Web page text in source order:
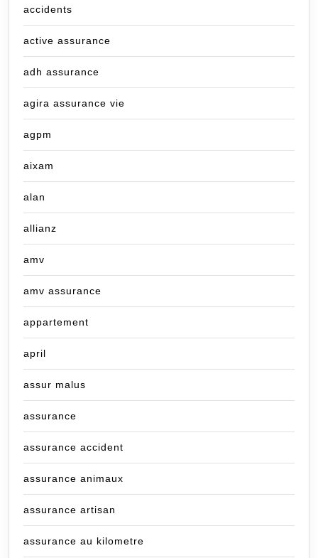
accidents
active assurance
adh assurance
agira assurance vie
agpm
aixam
alan
allianz
amv
amv assurance
appartement
april
assur malus
assurance
assurance accident
assurance animaux
assurance artisan
assurance au kilometre